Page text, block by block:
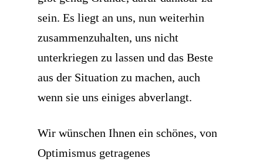
sein. Es liegt an uns, nun weiterhin
zusammenzuhalten, uns nicht
unterkriegen zu lassen und das Beste
aus der Situation zu machen, auch
wenn sie uns einiges abverlangt.
Wir wünschen Ihnen ein schönes, von
Optimismus getragenes